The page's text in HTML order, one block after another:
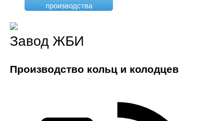
производства
Завод ЖБИ
Производство кольц и колодцев